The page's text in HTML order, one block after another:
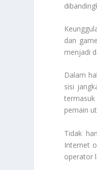
dan
menjadi
Dalam
sisi
pemain
Tidak
Internet
operator